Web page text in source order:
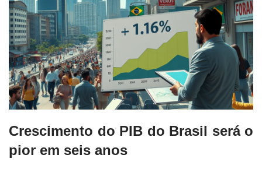
Crescimento do PIB do Brasil será o
pior em seis anos